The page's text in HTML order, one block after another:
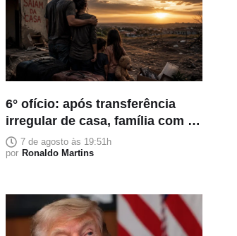
6° ofício: após transferência
irregular de casa, família com 5
pessoas teme despejo
7 de agosto às 19:51h
por Ronaldo Martins